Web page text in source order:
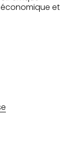
et